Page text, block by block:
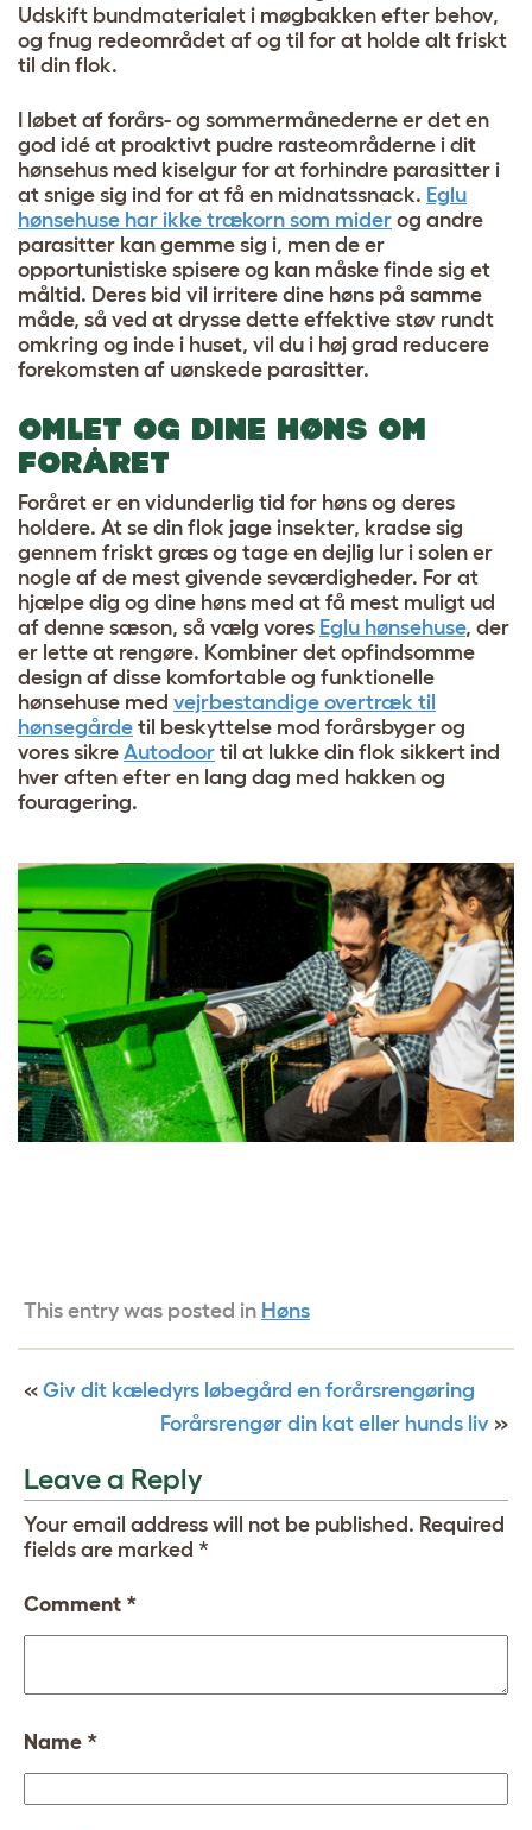
Udskift bundmaterialet i møgbakken efter behov,
og fnug redeområdet af og til for at holde alt friskt
til din flok.
I løbet af forårs- og sommermånederne er det en
god idé at proaktivt pudre rasteområderne i dit
hønsehus med kiselgur for at forhindre parasitter i
at snige sig ind for at få en midnatssnack. Eglu
hønsehuse har ikke trækorn som mider og andre
parasitter kan gemme sig i, men de er
opportunistiske spisere og kan måske finde sig et
måltid. Deres bid vil irritere dine høns på samme
måde, så ved at drysse dette effektive støv rundt
omkring og inde i huset, vil du i høj grad reducere
forekomsten af ​​uønskede parasitter.
OMLET OG DINE HØNS OM
FORÅRET
Foråret er en vidunderlig tid for høns og deres
holdere. At se din flok jage insekter, kradse sig
gennem friskt græs og tage en dejlig lur i solen er
nogle af de mest givende seværdigheder. For at
hjælpe dig og dine høns med at få mest muligt ud
af denne sæson, så vælg vores Eglu hønsehuse, der
er lette at rengøre. Kombiner det opfindsomme
design af disse komfortable og funktionelle
hønsehuse med vejrbestandige overtræk til
hønsegårde til beskyttelse mod forårsbyger og
vores sikre Autodoor til at lukke din flok sikkert ind
hver aften efter en lang dag med hakken og
fouragering.
This entry was posted in Høns
« Giv dit kæledyrs løbegård en forårsrengøring
Forårsrengør din kat eller hunds liv »
Leave a Reply
Your email address will not be published. Required
fields are marked *
Comment *
Name *